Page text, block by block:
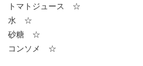
トマトジュース ☆
水 ☆
砂糖 ☆
コンソメ ☆